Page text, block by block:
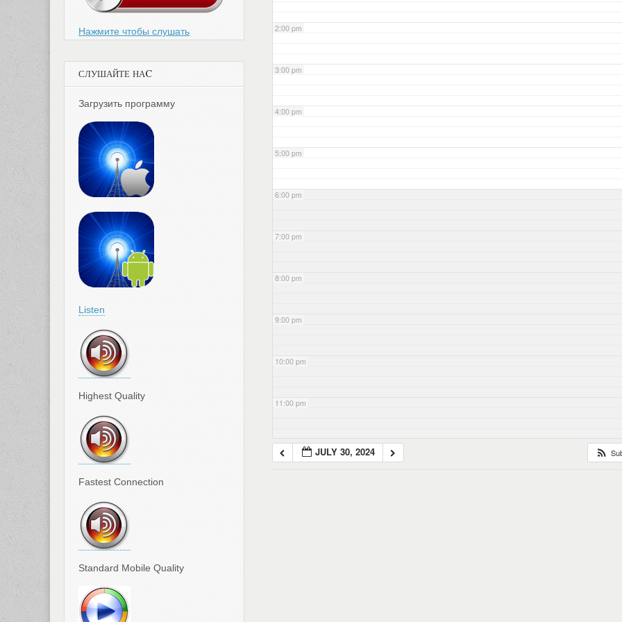
2:00 pm
3:00 pm
4:00 pm
5:00 pm
6:00 pm
7:00 pm
8:00 pm
9:00 pm
10:00 pm
11:00 pm
JULY 30, 2024
Нажмите чтобы слушать
СЛУШАЙТЕ НАC
Загрузить программу
Listen
Highest Quality
Fastest Connection
Standard Mobile Quality